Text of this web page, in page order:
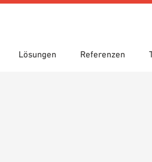
Lösungen Referenzen